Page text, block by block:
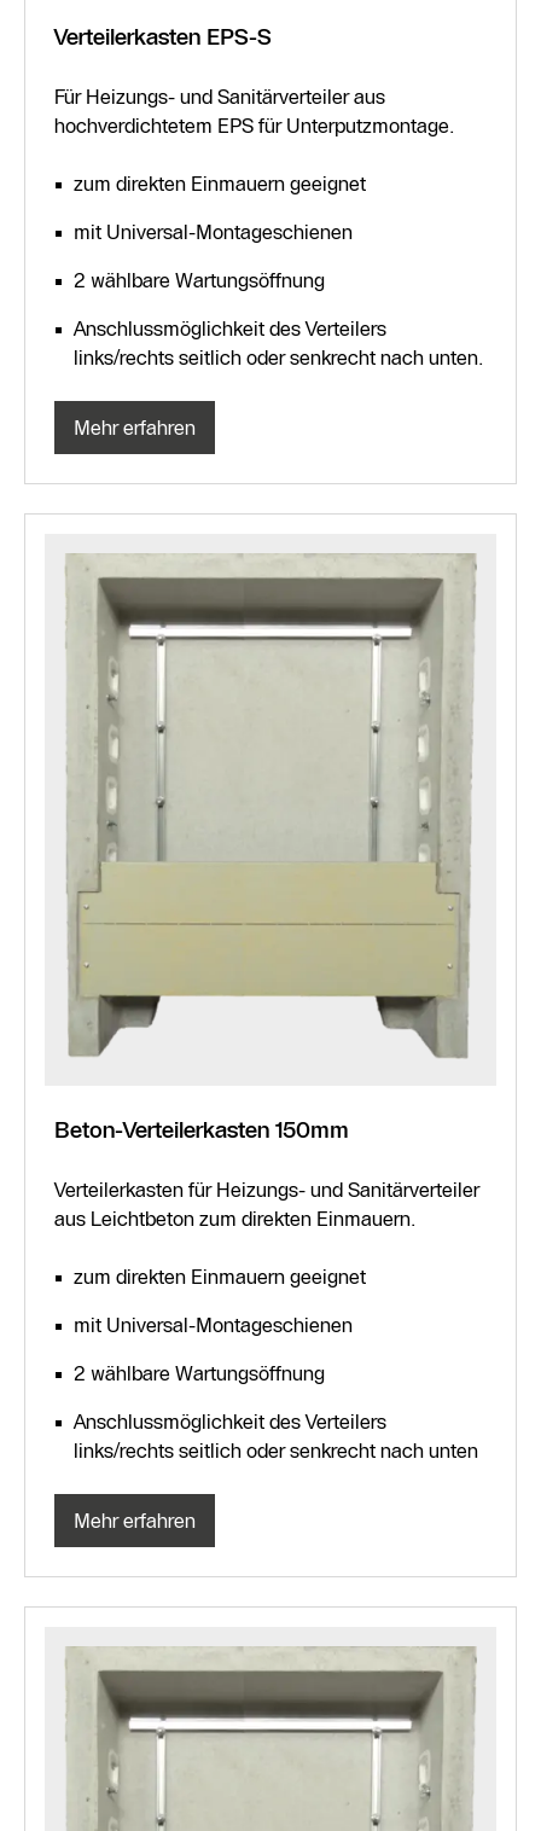
Verteilerkasten EPS-S
Für Heizungs- und Sanitärverteiler aus
hochverdichtetem EPS für Unterputzmontage.
zum direkten Einmauern geeignet
mit Universal-Montageschienen
2 wählbare Wartungsöffnung
Anschlussmöglichkeit des Verteilers
links/rechts seitlich oder senkrecht nach unten.
Mehr erfahren
Beton-Verteilerkasten 150mm
Verteilerkasten für Heizungs- und Sanitärverteiler
aus Leichtbeton zum direkten Einmauern.
zum direkten Einmauern geeignet
mit Universal-Montageschienen
2 wählbare Wartungsöffnung
Anschlussmöglichkeit des Verteilers
links/rechts seitlich oder senkrecht nach unten
Mehr erfahren